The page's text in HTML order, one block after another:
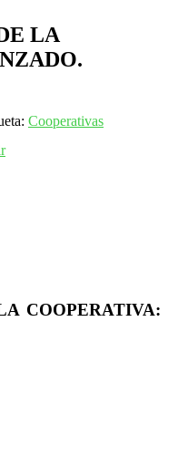
LA
Cooperativas
COOPERATIVA: